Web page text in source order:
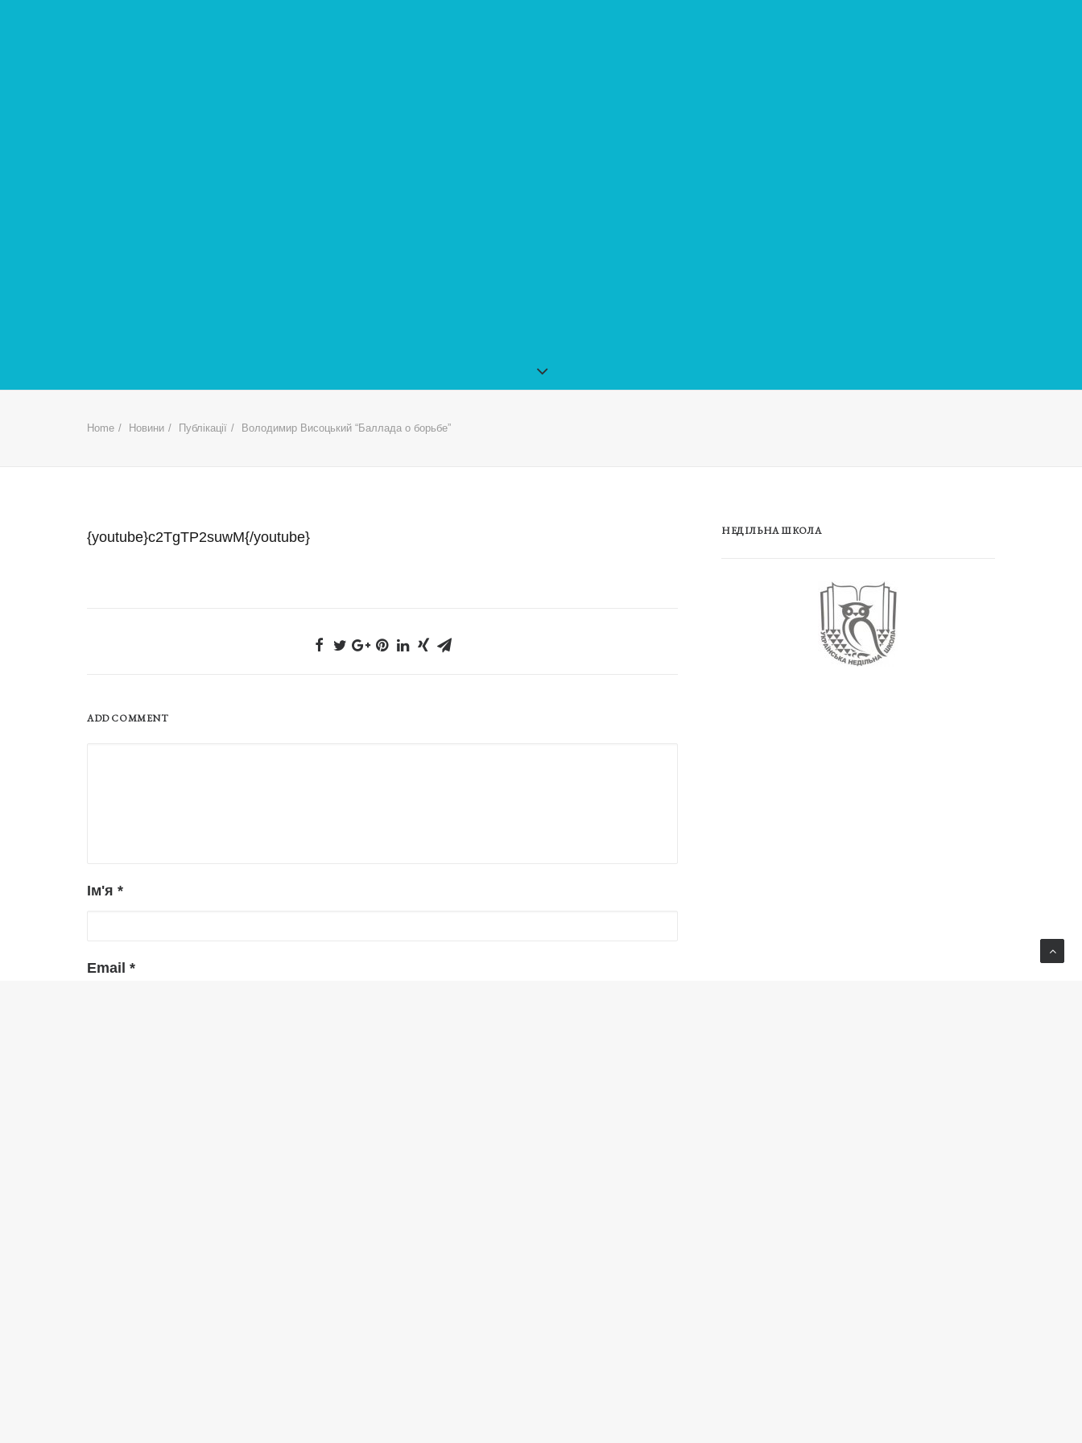
Home Новини Публікації Володимир Висоцький “Баллада о борьбе”
{youtube}c2TgTP2suwM{/youtube}
ADD COMMENT
Ім'я *
Email *
НЕДІЛЬНА ШКОЛА